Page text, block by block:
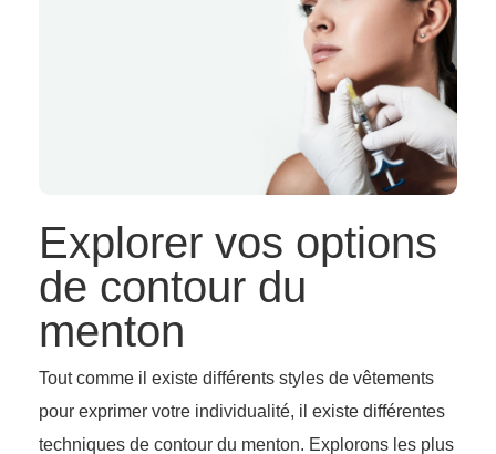
Explorer vos options
de contour du
menton
Tout comme il existe différents styles de vêtements
pour exprimer votre individualité, il existe différentes
techniques de contour du menton. Explorons les plus